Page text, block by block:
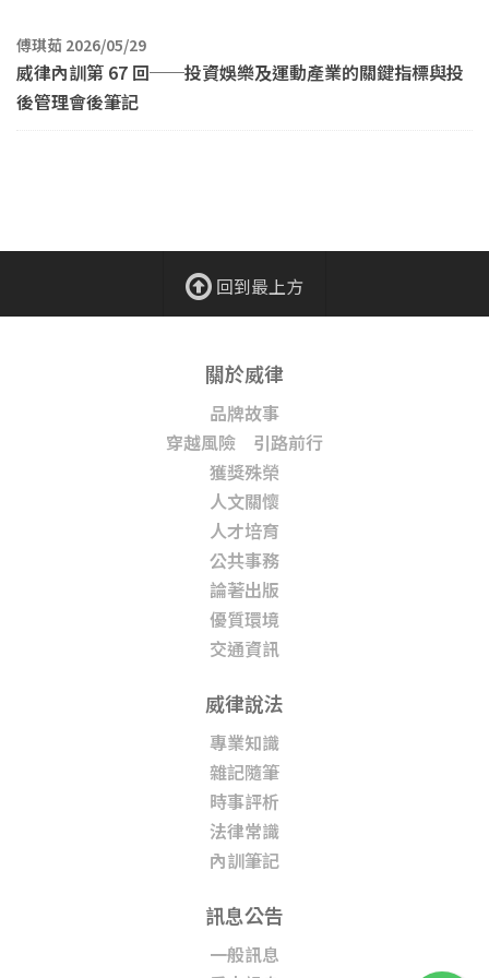
傅琪茹 2026/05/29
威律內訓第 67 回──投資娛樂及運動產業的關鍵指標與投
後管理會後筆記
回到最上方
關於威律
品牌故事
穿越風險 引路前行
獲獎殊榮
人文關懷
人才培育
公共事務
論著出版
優質環境
交通資訊
威律說法
專業知識
雜記隨筆
時事評析
法律常識
內訓筆記
訊息公告
一般訊息